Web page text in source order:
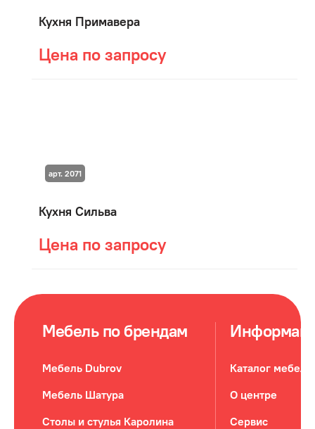
Кухня Примавера
Цена по запросу
Кухня Сильва
Цена по запросу
арт. 2071
Мебель по брендам
Мебель Dubrov
Мебель Шатура
Столы и стулья Каролина
Каталог мебели
О центре
Сервис